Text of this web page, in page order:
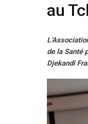
au
de la Santé
Djekandi